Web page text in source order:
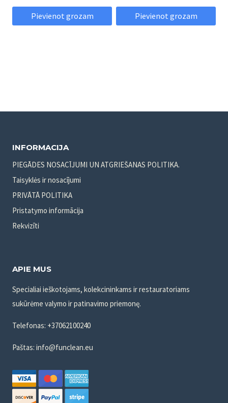
Pievienot grozam
price
was:
price
is:
Pievienot grozam
INFORMACIJA
PIEGĀDES NOSACĪJUMI UN ATGRIEŠANAS POLITIKA.
Taisyklės ir nosacījumi
PRIVĀTĀ POLITIKA
Pristatymo informācija
Rekvizīti
APIE MUS
Specialiai ieškotojams, kolekcininkams ir restauratoriams
sukūrėme valymo ir patinavimo priemonę.
Telefonas: +37062100240
Paštas: info@funclean.eu